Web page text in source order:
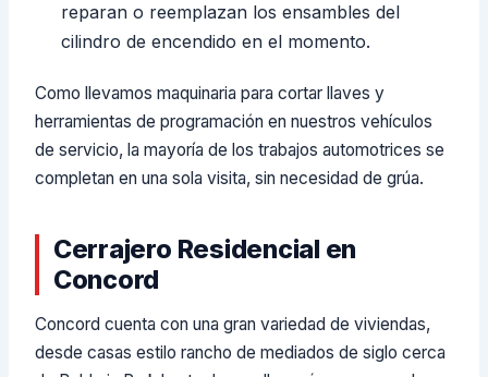
reparan o reemplazan los ensambles del
cilindro de encendido en el momento.
Como llevamos maquinaria para cortar llaves y
herramientas de programación en nuestros vehículos
de servicio, la mayoría de los trabajos automotrices se
completan en una sola visita, sin necesidad de grúa.
Cerrajero Residencial en
Concord
Concord cuenta con una gran variedad de viviendas,
desde casas estilo rancho de mediados de siglo cerca